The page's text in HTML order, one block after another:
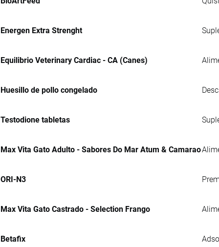
Energen Extra Strenght
Equilibrio Veterinary Cardiac - CA (Canes)
Huesillo de pollo congelado
Testodione tabletas
Max Vita Gato Adulto - Sabores Do Mar Atum & Camarao
ORI-N3
Max Vita Gato Castrado - Selection Frango
Betafix